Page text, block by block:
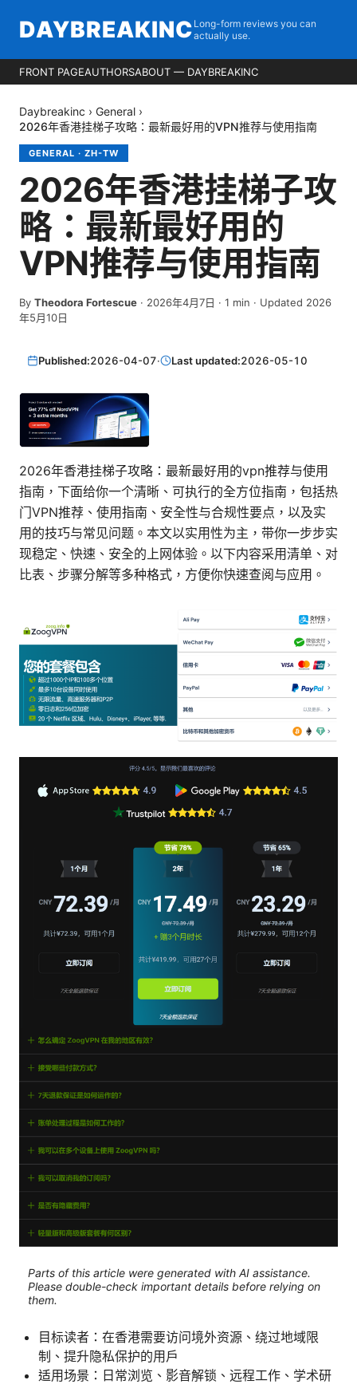
DAYBREAKINC Long-form reviews you can
actually use.
FRONT PAGEAUTHORSABOUT — DAYBREAKINC
Daybreakinc › General ›
2026年香港挂梯子攻略：最新最好用的VPN推荐与使用指南
GENERAL · ZH-TW
2026年香港挂梯子攻
略：最新最好用的
VPN推荐与使用指南
By Theodora Fortescue · 2026年4月7日 · 1 min · Updated 2026
年5月10日
Published:2026-04-07· Last updated:2026-05-10
2026年香港挂梯子攻略：最新最好用的vpn推荐与使用
指南，下面给你一个清晰、可执行的全方位指南，包括热
门VPN推荐、使用指南、安全性与合规性要点，以及实
用的技巧与常见问题。本文以实用性为主，带你一步步实
现稳定、快速、安全的上网体验。以下内容采用清单、对
比表、步骤分解等多种格式，方便你快速查阅与应用。
Parts of this article were generated with AI assistance.
Please double-check important details before relying on
them.
目标读者：在香港需要访问境外资源、绕过地域限
制、提升隐私保护的用户
适用场景：日常浏览、影音解锁、远程工作、学术研